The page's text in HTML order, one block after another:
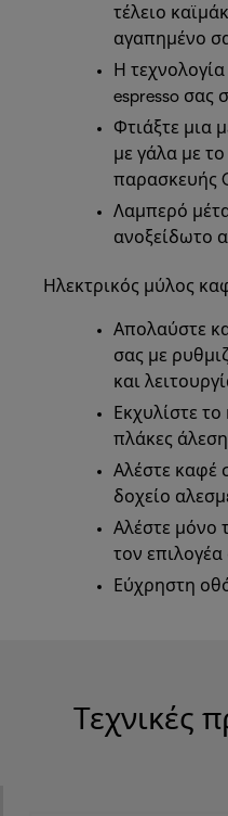
τέλειο
αγαπημένο
Η
espresso σας
Φτιάξτε μια
με γάλα με
παρασκευής
Λαμπερό
ανοξείδωτο
Ηλεκτρικός μύλος
Απολαύστε
σας με
και
Εκχυλίστε
πλάκες
Αλέστε καφέ
δοχείο
Αλέστε μόνο
τον επιλογέα
Εύχρηστη
Τεχνικές